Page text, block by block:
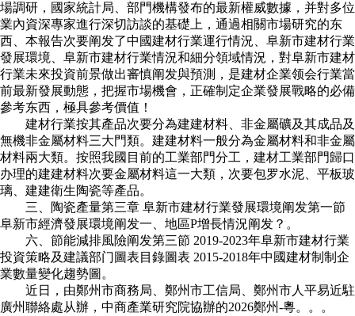
場調研，國家統計局、部門機構發布的最新權威數據，并對多位
業內資深專家進行深切訪談的基礎上，通過相關市場研究的东
西、本報告次要阐发了中國建材行業運行情況、阜新市建材行業
發展環境、阜新市建材行業情況和細分領域情況，對阜新市建材
行業未來投資前景做出審慎阐发與預測，是建材企業领会行業當
前最新發展動態，把握市場機會，正確制定企業發展戰略的必備
參考东西，極具參考價值！
建材行業按其產品次要分為建建材料、非金屬礦及其成品及
無機非金屬材料三大門類。建建材料一般分為金屬材料和非金屬
材料兩大類。按照我國目前的工業部門分工，建材工業部門歸口
办理的建建材料次要金屬材料這一大類，次要包罗水泥、平板玻
璃、建建衛生陶瓷等產品。
三、陶瓷產量第三章 阜新市建材行業發展環境阐发第一節
阜新市經濟發展環境阐发一、地區P增長情況阐发？。
六、節能減排風險阐发第三節 2019-2023年阜新市建材行業
投資策略及建議部门圖表目錄圖表 2015-2018年中國建材制制企
業數量變化趨勢圖。
近日，由鄭州市商務局、鄭州市工信局、鄭州市人平易近駐
廣州聯絡處从辦，中商產業研究院協辦的2026鄭州-粵。。。